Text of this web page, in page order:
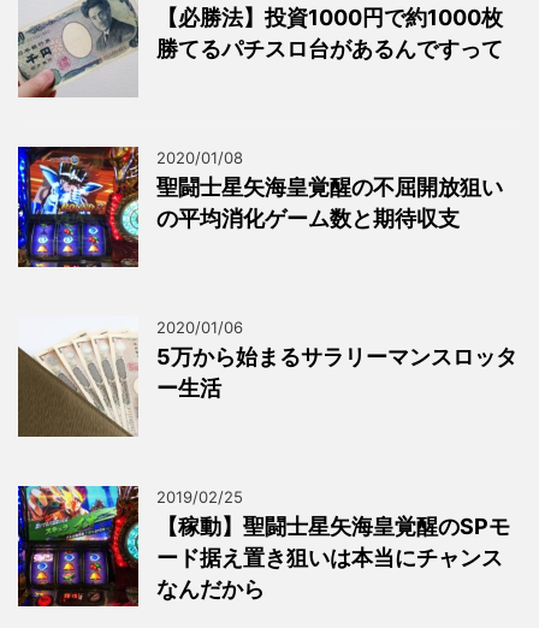
【必勝法】投資1000円で約1000枚
勝てるパチスロ台があるんですって
2020/01/08
聖闘士星矢海皇覚醒の不屈開放狙い
の平均消化ゲーム数と期待収支
2020/01/06
5万から始まるサラリーマンスロッタ
ー生活
2019/02/25
【稼動】聖闘士星矢海皇覚醒のSPモ
ード据え置き狙いは本当にチャンス
なんだから